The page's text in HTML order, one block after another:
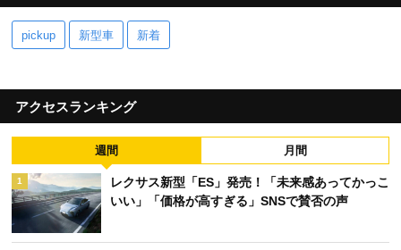
pickup 新型車 新着
アクセスランキング
週間 月間
1
レクサス新型「ES」発売！「未来感あってかっこ
いい」「価格が高すぎる」SNSで賛否の声